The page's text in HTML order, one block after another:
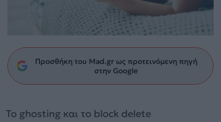
Προσθήκη του Mad.gr ως προτεινόμενη πηγή
στην Google
Το ghosting και το block delete